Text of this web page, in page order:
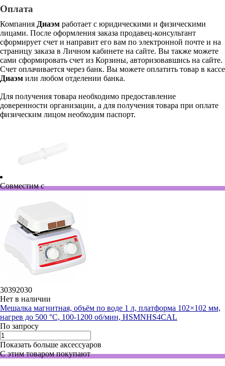
Оплата
Компания Диаэм работает с юридическими и физическими
лицами. После оформления заказа продавец-консультант
сформирует счет и направит его вам по электронной почте и на
страницу заказа в Личном кабинете на сайте. Вы также можете
сами сформировать счет из Корзины, авторизовавшись на сайте.
Счет оплачивается через банк. Вы можете оплатить товар в кассе
Диаэм или любом отделении банка.
Для получения товара необходимо предоставление
доверенности организации, а для получения товара при оплате
физическим лицом необходим паспорт.
Совместим с
30392030
Нет в наличии
Мешалка магнитная, объём по воде 1 л, платформа 102×102 мм,
нагрев до 500 °С, 100-1200 об/мин, HSMNHS4CAL
По запросу
Показать больше аксессуаров
С этим товаром покупают